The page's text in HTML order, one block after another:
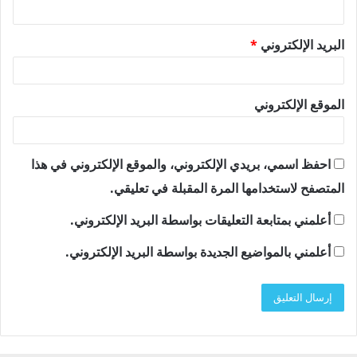
البريد الإلكتروني *
الموقع الإلكتروني
احفظ اسمي، بريدي الإلكتروني، والموقع الإلكتروني في هذا
المتصفح لاستخدامها المرة المقبلة في تعليقي.
أعلمني بمتابعة التعليقات بواسطة البريد الإلكتروني.
أعلمني بالمواضيع الجديدة بواسطة البريد الإلكتروني.